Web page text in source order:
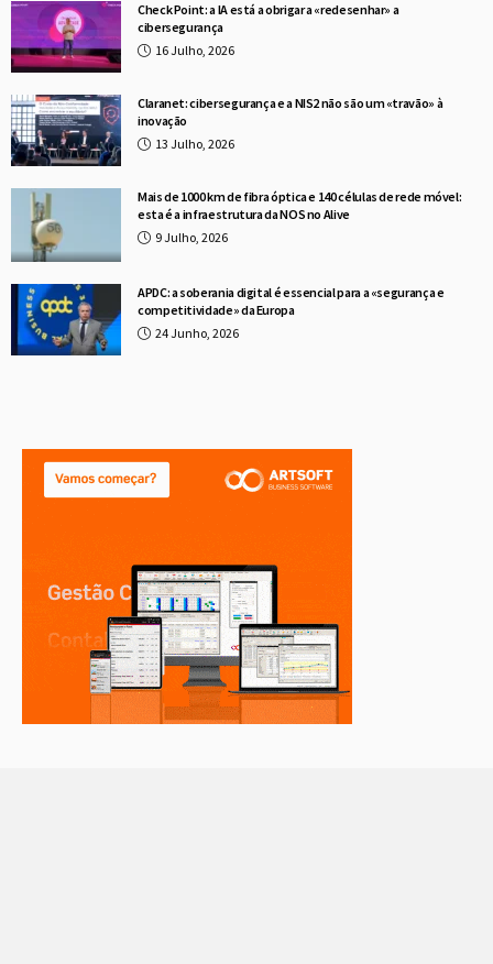
Check Point: a IA está a obrigar a «redesenhar» a
cibersegurança
16 Julho, 2026
Claranet: cibersegurança e a NIS2 não são um «travão» à
inovação
13 Julho, 2026
Mais de 1000 km de fibra óptica e 140 células de rede móvel:
esta é a infraestrutura da NOS no Alive
9 Julho, 2026
APDC: a soberania digital é essencial para a «segurança e
competitividade» da Europa
24 Junho, 2026